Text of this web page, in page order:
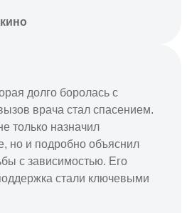
долго боролась с
врача стал спасением.
только назначил
но и подробно объяснил
с зависимостью. Его
стали ключевыми